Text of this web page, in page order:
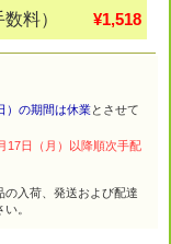
料）
¥1,518
）の期間は休業とさせて
17日（月）以降順次手配
入荷、発送および配達
。